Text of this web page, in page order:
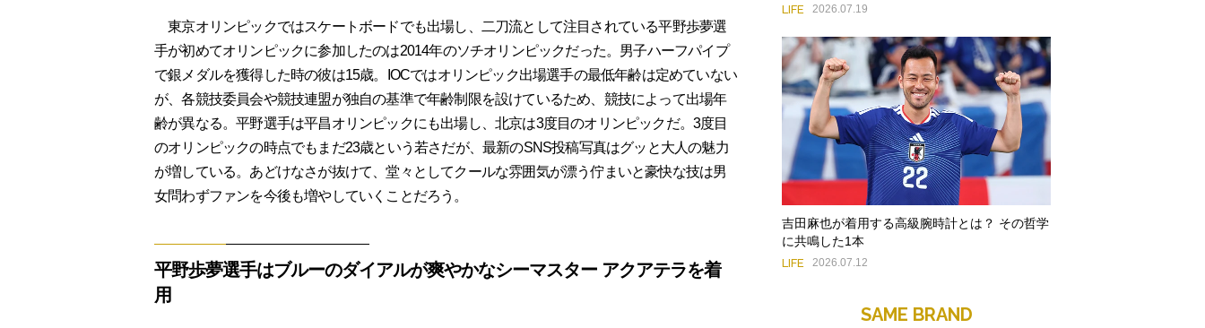
東京オリンピックではスケートボードでも出場し、二刀流として注目されている平野歩夢選
手が初めてオリンピックに参加したのは2014年のソチオリンピックだった。男子ハーフパイプ
で銀メダルを獲得した時の彼は15歳。IOCではオリンピック出場選手の最低年齢は定めていない
が、各競技委員会や競技連盟が独自の基準で年齢制限を設けているため、競技によって出場年
齢が異なる。平野選手は平昌オリンピックにも出場し、北京は3度目のオリンピックだ。3度目
のオリンピックの時点でもまだ23歳という若さだが、最新のSNS投稿写真はグッと大人の魅力
が増している。あどけなさが抜けて、堂々としてクールな雰囲気が漂う佇まいと豪快な技は男
女問わずファンを今後も増やしていくことだろう。
平野歩夢選手はブルーのダイアルが爽やかなシーマスター アクアテラを着
用
LIFE 2026.07.19
吉田麻也が着用する高級腕時計とは？ その哲学
に共鳴した1本
LIFE 2026.07.12
SAME BRAND